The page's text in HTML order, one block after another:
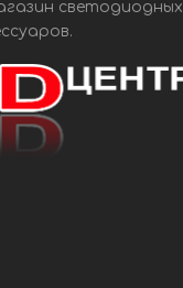
светодиодных